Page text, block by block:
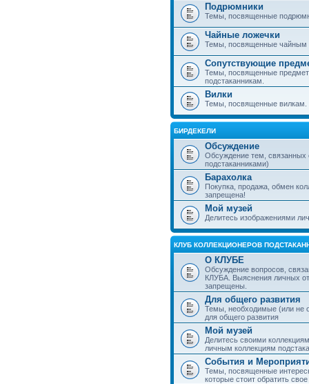
Подрюмники
Темы, посвященные
Чайные ложечки
Темы, посвященные чайным
Сопутствующие
Темы, посвященные
подстаканникам.
Вилки
Темы, посвященные вилкам.
БИРДЕКЕЛИ
Обсуждение
Обсуждение тем,
подстаканниками)
Барахолка
Покупка, продажа, обмен
запрещена!
Мой музей
Делитесь изображениями
КЛУБ КОЛЛЕКЦИОНЕРОВ
О КЛУБЕ
Обсуждение вопросов,
КЛУБА. Выяснения личных
запрещены.
Для общего развития
Темы, необходимые (или не
для общего развития
Мой музей
Делитесь своими
личным коллекциям
События и
Темы, посвященные
которые стоит обратить